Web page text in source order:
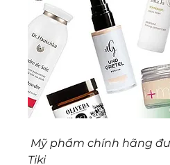
Mỹ phẩm chính hãng
Tiki